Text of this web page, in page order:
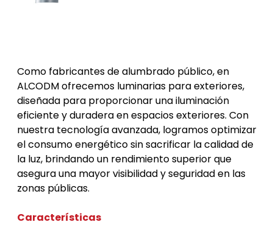
Como fabricantes de alumbrado público, en
ALCODM ofrecemos luminarias para exteriores,
diseñada para proporcionar una iluminación
eficiente y duradera en espacios exteriores. Con
nuestra tecnología avanzada, logramos optimizar
el consumo energético sin sacrificar la calidad de
la luz, brindando un rendimiento superior que
asegura una mayor visibilidad y seguridad en las
zonas públicas.
Características